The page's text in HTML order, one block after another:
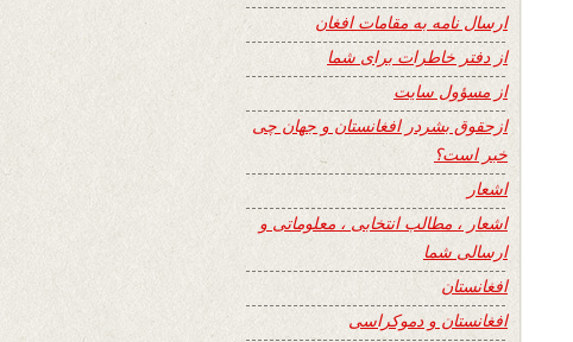
ارسال نامه به مقامات افغان
از دفتر خاطرات برای شما
از مسؤول سایت
ازحقوق بشردر افغانستان و جهان چی
خبر است؟
اشعار
اشعار ، مطالب انتخابی ، معلوماتی و
ارسالی شما
افغانستان
افغانستان و دموکراسی